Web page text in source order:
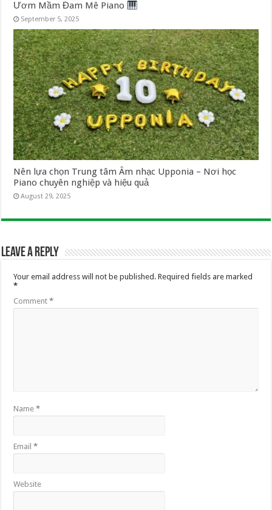
Ươm Mầm Đam Mê Piano
September 5, 2025
Nên lựa chọn Trung tâm Âm nhạc Upponia – Nơi học
Piano chuyên nghiệp và hiệu quả
August 29, 2025
Leave a Reply
Your email address will not be published. Required fields are marked
*
Comment*
Name*
Email*
Website